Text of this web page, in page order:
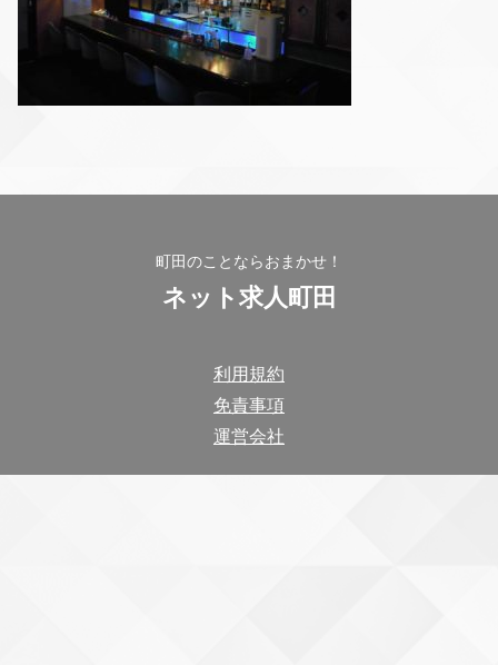
町田のことならおまかせ！
ネット求人町田
利用規約
免責事項
運営会社